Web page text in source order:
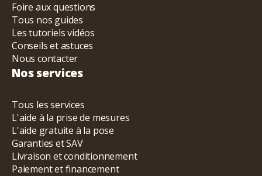
Foire aux questions
Tous nos guides
Les tutoriels vidéos
Conseils et astuces
Nous contacter
Nos services
Tous les services
L'aide à la prise de mesures
L'aide gratuite à la pose
Garanties et SAV
Livraison et conditionnement
Paiement et financement